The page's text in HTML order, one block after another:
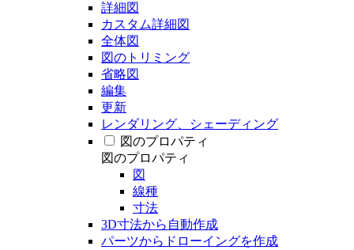
詳細図
カスタム詳細図
全体図
図のトリミング
省略図
編集
更新
レンダリング、シェーディング
図のプロパティ
図のプロパティ
図
線種
寸法
3D寸法から自動作成
パーツからドローイングを作成